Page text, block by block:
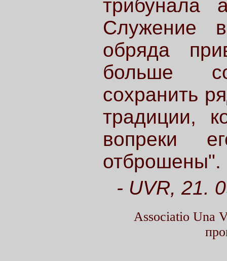
трибунала
Служение
обряда
больше
сохранить
традиции,
вопреки
отброшены".
- UVR, 21.
Associatio Una